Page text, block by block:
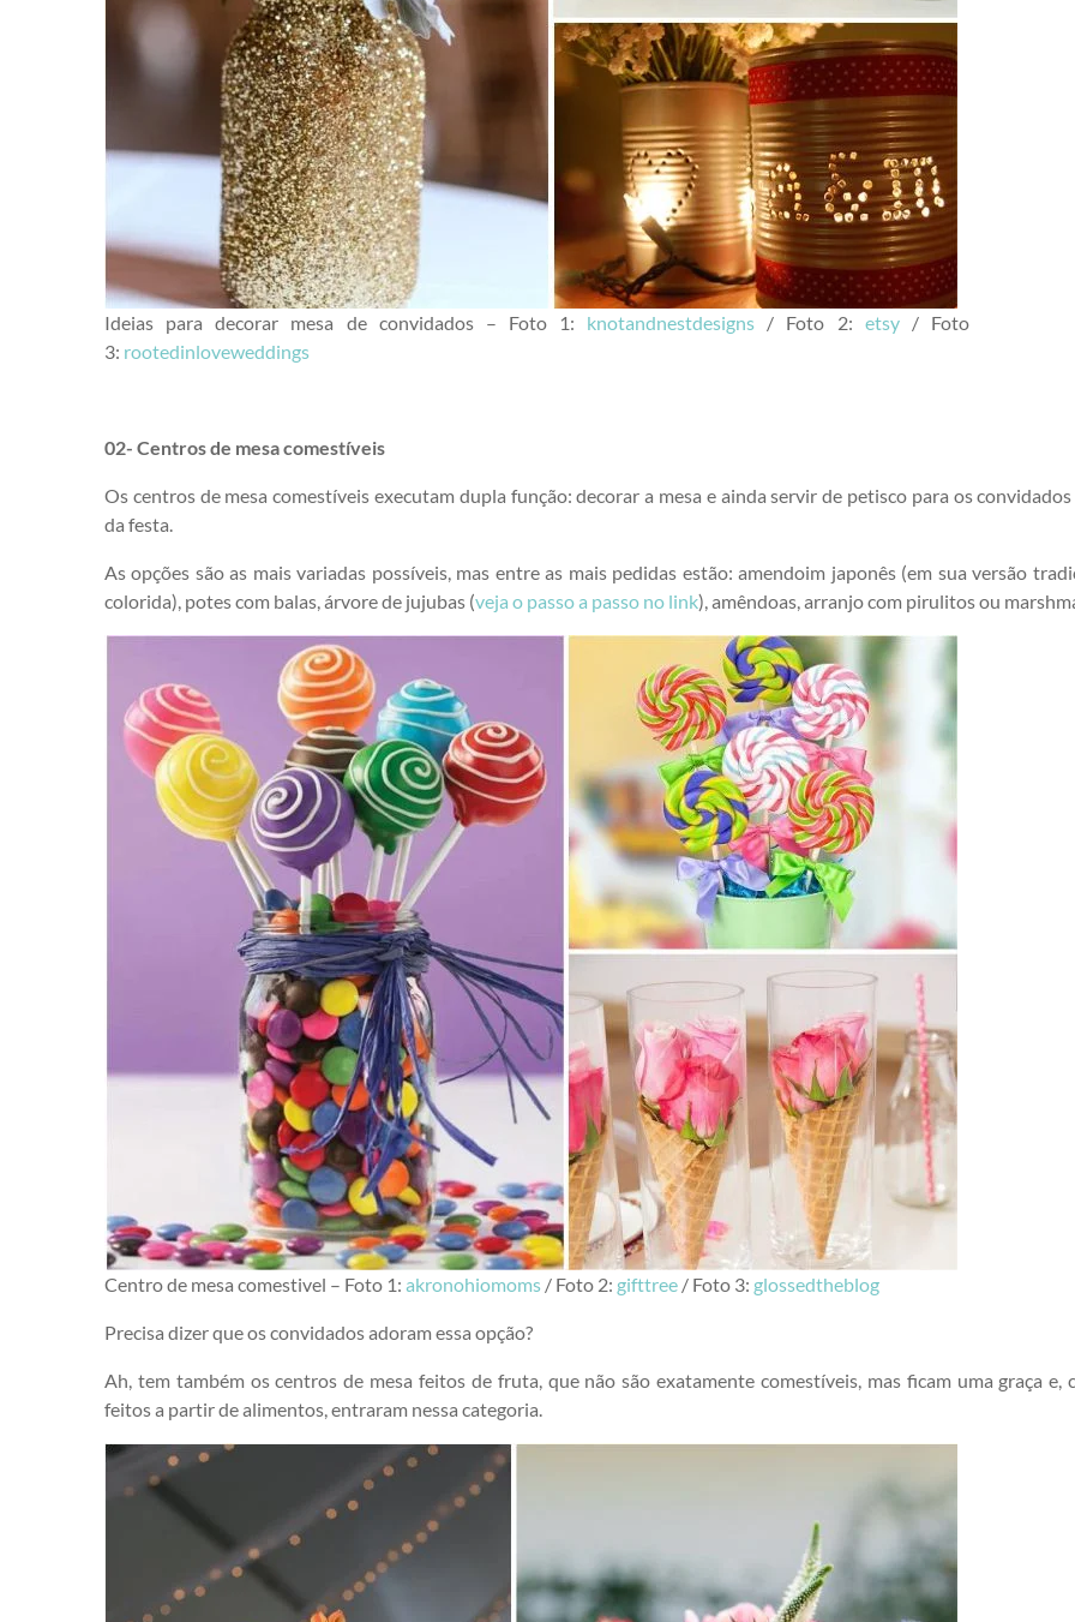
Ideias para decorar mesa de convidados – Foto 1: knotandnestdesigns / Foto 2: etsy/ Foto
3: rootedinloveweddings
02- Centros de mesa comestíveis
Os centros de mesa comestíveis executam dupla função: decorar a mesa e ainda servir de petisco para os
da festa.
As opções são as mais variadas possíveis, mas entre as mais pedidas estão: amendoim japonês (em sua versão
colorida), potes com balas, árvore de jujubas (veja o passo a passo no link), amêndoas, arranjo com pirulitos ou
Centro de mesa comestivel – Foto 1: akronohiomoms / Foto 2: gifttree / Foto 3: glossedtheblog
Precisa dizer que os convidados adoram essa opção?
Ah, tem também os centros de mesa feitos de fruta, que não são exatamente comestíveis, mas ficam uma graça e,
feitos a partir de alimentos, entraram nessa categoria.